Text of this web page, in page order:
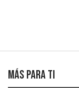
Más para ti